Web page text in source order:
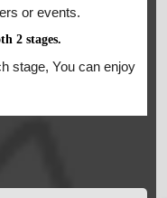
or events.
2 stages.
stage, You can enjoy